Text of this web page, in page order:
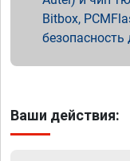
Bitbox,
Ваши действия: